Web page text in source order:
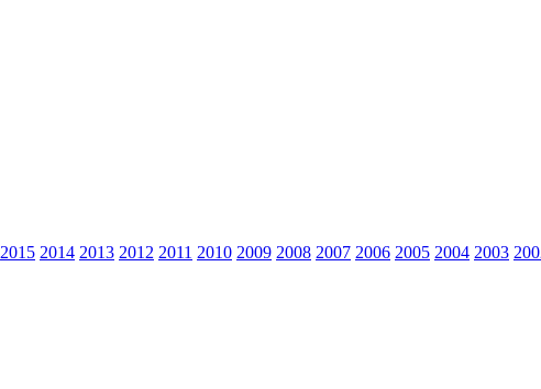
2015 2014 2013 2012 2011 2010 2009 2008 2007 2006 2005 2004 2003